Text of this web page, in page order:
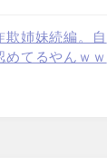
欺姉妹続編。自
てるやんｗｗ